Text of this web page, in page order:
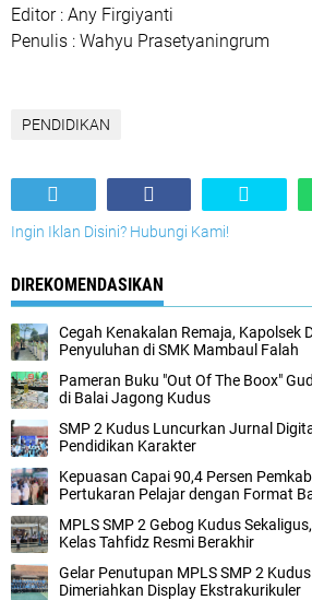
Editor : Any Firgiyanti
Penulis : Wahyu Prasetyaningrum
PENDIDIKAN
Ingin Iklan Disini? Hubungi Kami!
DIREKOMENDASIKAN
Cegah Kenakalan Remaja, Kapolsek
Penyuluhan di SMK Mambaul Falah
Pameran Buku "Out Of The Boox"
di Balai Jagong Kudus
SMP 2 Kudus Luncurkan Jurnal
Pendidikan Karakter
Kepuasan Capai 90,4 Persen
Pertukaran Pelajar dengan Format
MPLS SMP 2 Gebog Kudus
Kelas Tahfidz Resmi Berakhir
Gelar Penutupan MPLS SMP 2
Dimeriahkan Display Ekstrakurikuler